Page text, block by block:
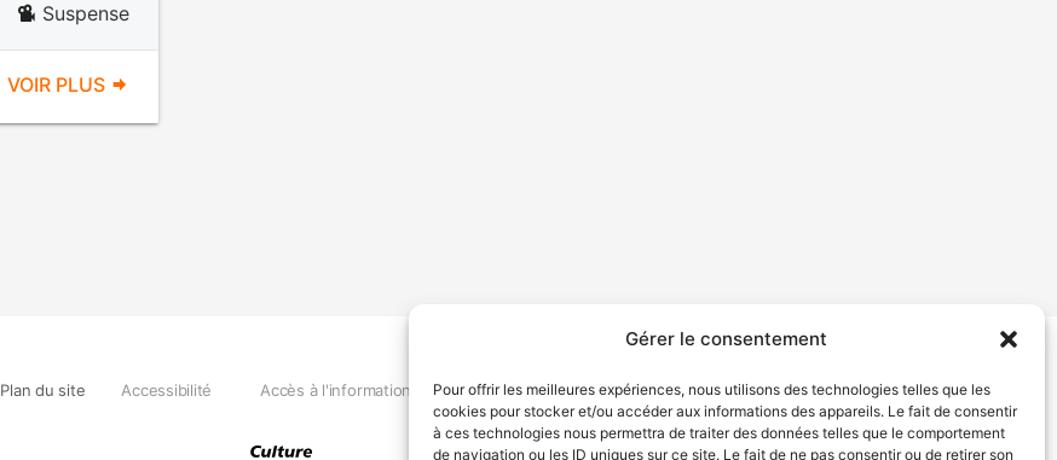
Gérer le consentement
Pour offrir les meilleures expériences, nous utilisons des technologies telles que les
cookies pour stocker et/ou accéder aux informations des appareils. Le fait de consentir
à ces technologies nous permettra de traiter des données telles que le comportement
de navigation ou les ID uniques sur ce site. Le fait de ne pas consentir ou de retirer son
Suspense
VOIR PLUS
Plan du site Accessibilité Accès à l'information Déclaration de services Politique de confidentialité